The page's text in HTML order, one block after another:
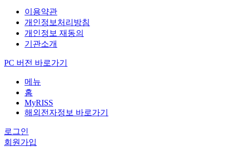
이용약관
개인정보처리방침
개인정보 재동의
기관소개
PC 버전 바로가기
메뉴
홈
MyRISS
해외전자정보 바로가기
로그인
회원가입